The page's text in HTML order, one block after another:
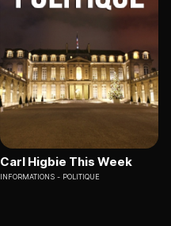
Carl Higbie This Week
INFORMATIONS POLITIQUE